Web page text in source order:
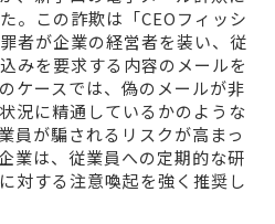
。この詐欺は「CEOフィッシ
者が企業の経営者を装い、従
みを要求する内容のメールを
ケースでは、偽のメールが非
況に精通しているかのような
員が騙されるリスクが高まっ
業は、従業員への定期的な研
対する注意喚起を強く推奨し